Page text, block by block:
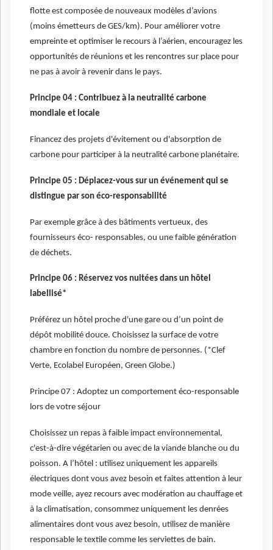
flotte est composée de nouveaux modèles d’avions
(moins émetteurs de GES/km). Pour améliorer votre
empreinte et optimiser le recours à l’aérien, encouragez les
opportunités de réunions et les rencontres sur place pour
ne pas à avoir à revenir dans le pays.
Principe 04 : Contribuez à la neutralité carbone
mondiale et locale
Financez des projets d'évitement ou d'absorption de
carbone pour participer à la neutralité carbone planétaire.
Principe 05 : Déplacez-vous sur un événement qui se
distingue par son éco-responsabilité
Par exemple grâce à des bâtiments vertueux, des
fournisseurs éco- responsables, ou une faible génération
de déchets.
Principe 06 : Réservez vos nuitées dans un hôtel
labellisé*
Préférez un hôtel proche d'une gare ou d’un point de
dépôt mobilité douce. Choisissez la surface de votre
chambre en fonction du nombre de personnes. (*Clef
Verte, Ecolabel Européen, Green Globe.)
Principe 07 : Adoptez un comportement éco-responsable
lors de votre séjour
Choisissez un repas à faible impact environnemental,
c'est-à-dire végétarien ou avec de la viande blanche ou du
poisson. A l’hôtel : utilisez uniquement les appareils
électriques dont vous avez besoin et faites attention à leur
mode veille, ayez recours avec modération au chauffage et
à la climatisation, consommez uniquement les denrées
alimentaires dont vous avez besoin, utilisez de manière
responsable le textile comme les serviettes de bain.